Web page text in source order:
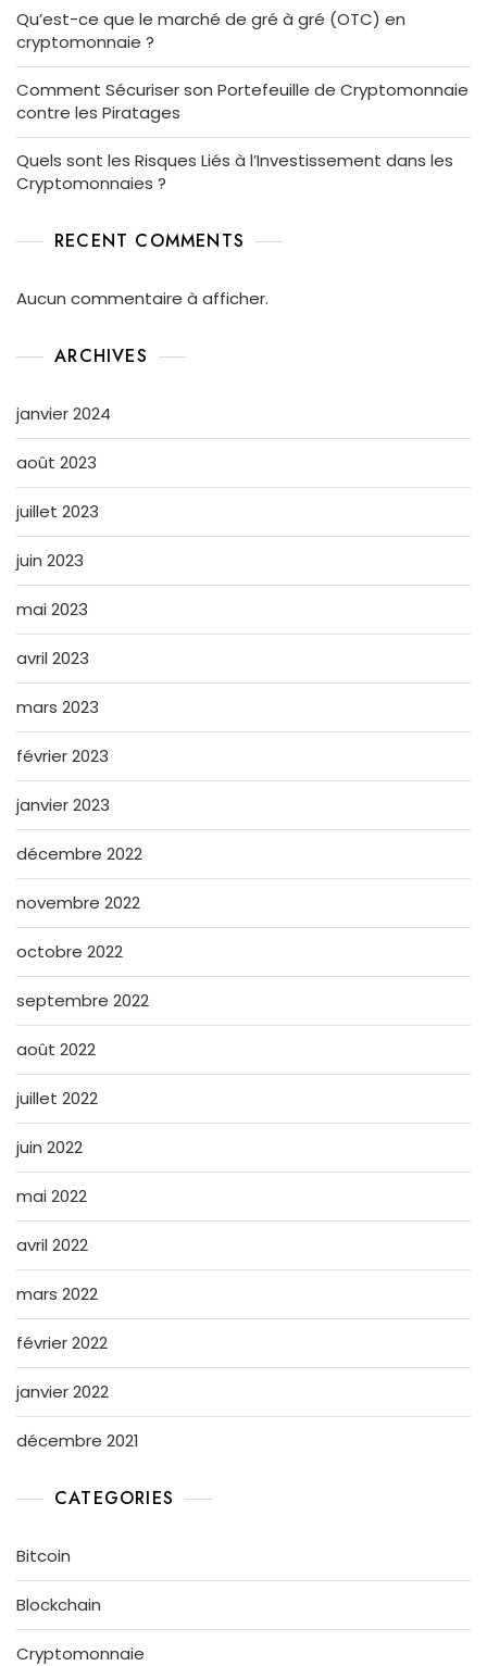
Qu’est-ce que le marché de gré à gré (OTC) en
cryptomonnaie ?
Comment Sécuriser son Portefeuille de Cryptomonnaie
contre les Piratages
Quels sont les Risques Liés à l’Investissement dans les
Cryptomonnaies ?
RECENT COMMENTS
Aucun commentaire à afficher.
ARCHIVES
janvier 2024
août 2023
juillet 2023
juin 2023
mai 2023
avril 2023
mars 2023
février 2023
janvier 2023
décembre 2022
novembre 2022
octobre 2022
septembre 2022
août 2022
juillet 2022
juin 2022
mai 2022
avril 2022
mars 2022
février 2022
janvier 2022
décembre 2021
CATEGORIES
Bitcoin
Blockchain
Cryptomonnaie